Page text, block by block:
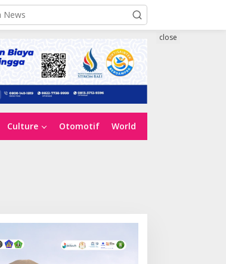
Culture Otomotif World
close